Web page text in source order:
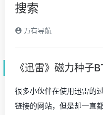
搜索
万有导航
《迅雷》磁力种子
很多小伙伴在使用迅雷的
链接的网站，但是却一直